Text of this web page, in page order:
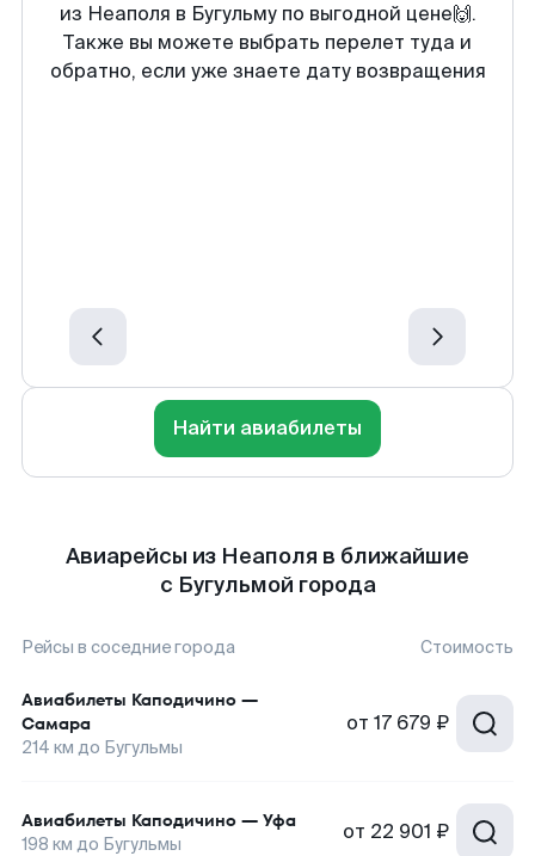
из Неаполя в Бугульму по выгодной цене🙌.
Также вы можете выбрать перелет туда и
обратно, если уже знаете дату возвращения
Найти авиабилеты
Авиарейсы из Неаполя в ближайшие
с Бугульмой города
Рейсы в соседние города Стоимость
Авиабилеты Каподичино —
Самара
214 км до Бугульмы
от 17 679 ₽
Авиабилеты Каподичино — Уфа
198 км до Бугульмы от 22 901 ₽